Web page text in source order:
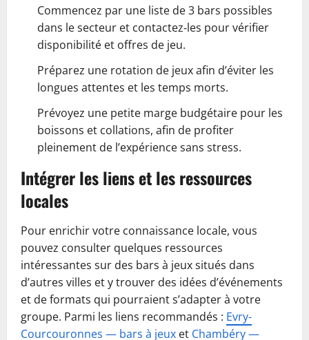
Commencez par une liste de 3 bars possibles
dans le secteur et contactez‑les pour vérifier
disponibilité et offres de jeu.
Préparez une rotation de jeux afin d’éviter les
longues attentes et les temps morts.
Prévoyez une petite marge budgétaire pour les
boissons et collations, afin de profiter
pleinement de l’expérience sans stress.
Intégrer les liens et les ressources
locales
Pour enrichir votre connaissance locale, vous
pouvez consulter quelques ressources
intéressantes sur des bars à jeux situés dans
d’autres villes et y trouver des idées d’événements
et de formats qui pourraient s’adapter à votre
groupe. Parmi les liens recommandés : Evry-
Courcouronnes — bars à jeux et Chambéry —